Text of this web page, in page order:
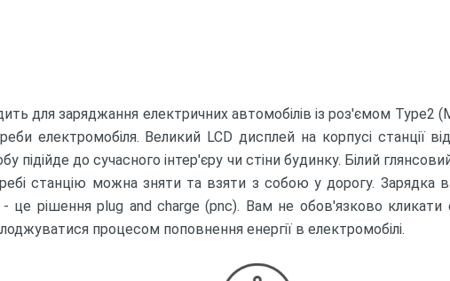
для заряджання електричних автомобілів із роз'ємом Type2
електромобіля. Великий LCD дисплей на корпусі станції
до сучасного інтер'єру чи стіни будинку. Білий
станцію можна зняти та взяти з собою у дорогу.
рішення plug and charge (pnc). Вам не обов'язково кликати
процесом поповнення енергії в електромобілі.